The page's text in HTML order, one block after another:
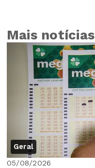
Mais notícias
Geral
05/08/2026